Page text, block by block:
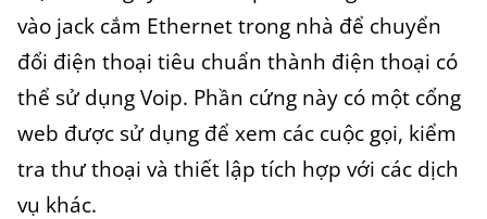
vào jack cắm Ethernet trong nhà để chuyển
đổi điện thoại tiêu chuẩn thành điện thoại có
thể sử dụng Voip. Phần cứng này có một cổng
web được sử dụng để xem các cuộc gọi, kiểm
tra thư thoại và thiết lập tích hợp với các dịch
vụ khác.